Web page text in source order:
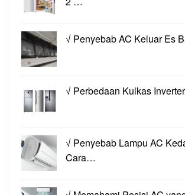
√ Penyebab AC Keluar Es
√ Perbedaan Kulkas
√ Penyebab Lampu AC
Cara…